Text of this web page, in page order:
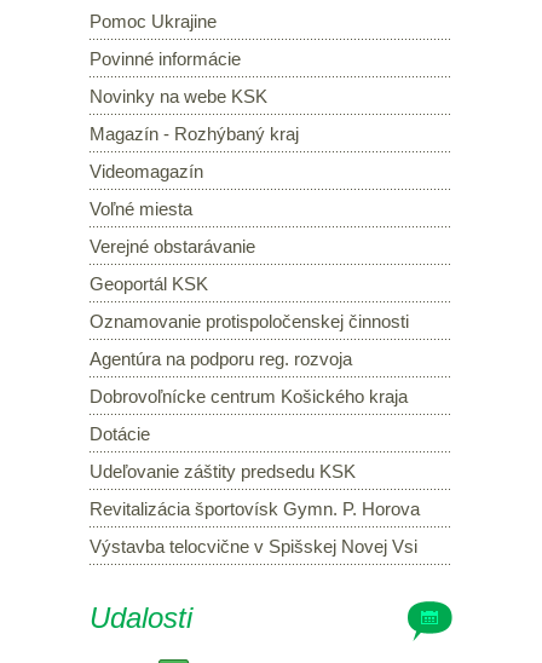
Pomoc Ukrajine
Povinné informácie
Novinky na webe KSK
Magazín - Rozhýbaný kraj
Videomagazín
Voľné miesta
Verejné obstarávanie
Geoportál KSK
Oznamovanie protispoločenskej činnosti
Agentúra na podporu reg. rozvoja
Dobrovoľnícke centrum Košického kraja
Dotácie
Udeľovanie záštity predsedu KSK
Revitalizácia športovísk Gymn. P. Horova
Výstavba telocvične v Spišskej Novej Vsi
Udalosti